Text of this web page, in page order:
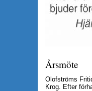
Årsmöte
Olofströms
Krog. Efter